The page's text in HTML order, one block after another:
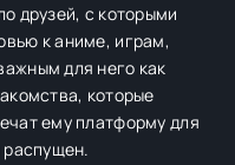
друзей, с которыми
к аниме, играм,
для него как
которые
ему платформу для